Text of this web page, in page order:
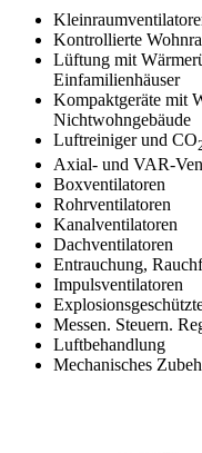
Kontrollierte
Lüftung mit
Einfamilienhäuser
Kompaktgeräte mit
Nichtwohngebäude
Luftreiniger und CO
Axial- und VAR-
Boxventilatoren
Rohrventilatoren
Kanalventilatoren
Dachventilatoren
Entrauchung,
Impulsventilatoren
Messen. Steuern.
Luftbehandlung
Mechanisches